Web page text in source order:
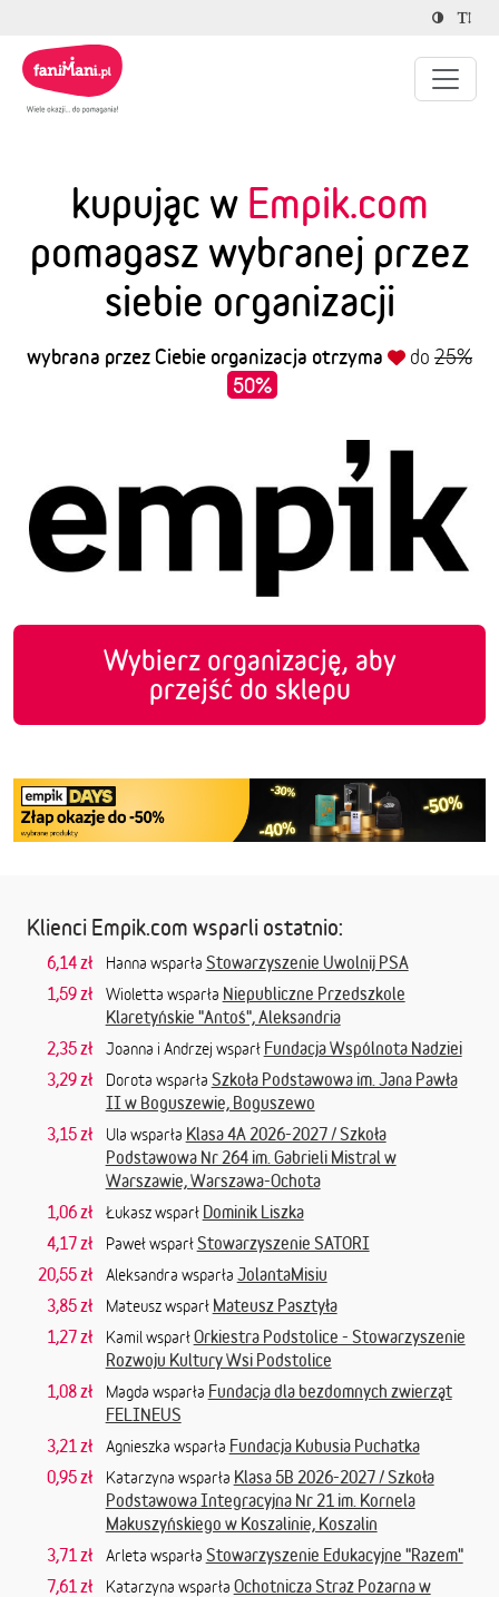
kupując w Empik.com
pomagasz wybranej przez
siebie organizacji
wybrana przez Ciebie organizacja otrzyma do 25%
50%
Wybierz organizację, aby
przejść do sklepu
Klienci Empik.com wsparli ostatnio:
6,14 zł Hanna wsparła Stowarzyszenie Uwolnij PSA
1,59 zł
Wioletta wsparła Niepubliczne Przedszkole
Klaretyńskie "Antoś", Aleksandria
2,35 zł
Joanna i Andrzej wsparł Fundacja Wspólnota Nadziei
3,29 zł
Dorota wsparła Szkoła Podstawowa im. Jana Pawła
II w Boguszewie, Boguszewo
3,15 zł
Ula wsparła Klasa 4A 2026-2027 / Szkoła
Podstawowa Nr 264 im. Gabrieli Mistral w
Warszawie, Warszawa-Ochota
1,06 zł
Łukasz wsparł Dominik Liszka
4,17 zł
Paweł wsparł Stowarzyszenie SATORI
20,55 zł
Aleksandra wsparła JolantaMisiu
3,85 zł
Mateusz wsparł Mateusz Pasztyła
1,27 zł
Kamil wsparłOrkiestra Podstolice - Stowarzyszenie
Rozwoju Kultury Wsi Podstolice
1,08 zł
Magda wsparła Fundacja dla bezdomnych zwierząt
FELINEUS
3,21 zł
Agnieszka wsparła Fundacja Kubusia Puchatka
0,95 zł
Katarzyna wsparła Klasa 5B 2026-2027 / Szkoła
Podstawowa Integracyjna Nr 21 im. Kornela
Makuszyńskiego w Koszalinie, Koszalin
3,71 zł
Arleta wsparła Stowarzyszenie Edukacyjne "Razem"
7,61 zł
Katarzyna wsparła Ochotnicza Straż Pożarna w